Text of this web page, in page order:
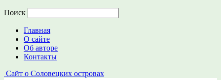
Поиск
Главная
О сайте
Об авторе
Контакты
Сайт о Соловецких островах